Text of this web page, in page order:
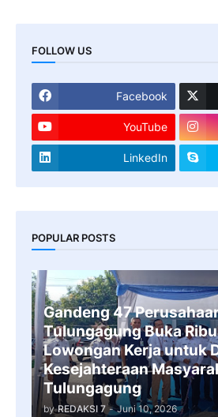
FOLLOW US
Facebook
YouTube
LinkedIn
POPULAR POSTS
Gandeng 47
Tulungagung Buka
Lowongan Kerja untuk
Kesejahteraan
Tulungagung
by REDAKSI 7 - Juni 10, 2026